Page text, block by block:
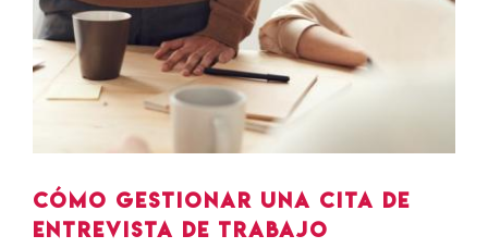
Cómo gestionar una cita de
entrevista de trabajo